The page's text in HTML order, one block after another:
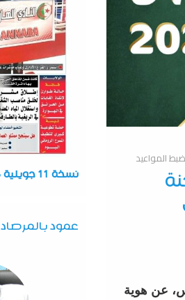
الـ 16.. لجنة
عن هوية
نسخة 11 جويلية 2026
عمود بالمرصاد